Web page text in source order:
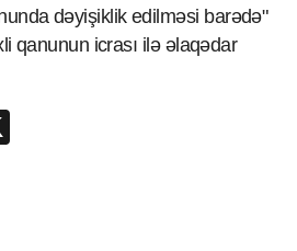
dəyişiklik edilməsi barədə"
qanunun icrası ilə əlaqədar